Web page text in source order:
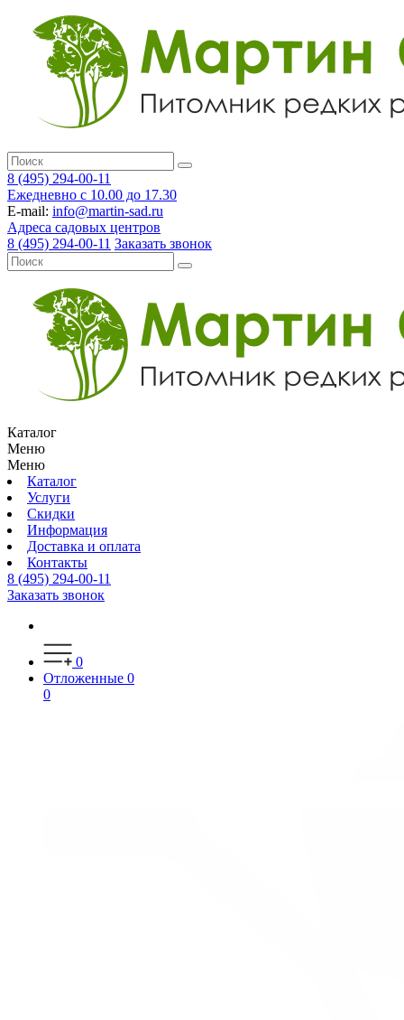
8 (495) 294-00-11
Ежедневно с 10.00 до 17.30
E-mail: info@martin-sad.ru
Адреса садовых центров
8 (495) 294-00-11 Заказать звонок
Каталог
Меню
Меню
Каталог
Услуги
Скидки
Информация
Доставка и оплата
Контакты
8 (495) 294-00-11
Заказать звонок
0
Отложенные 0
0